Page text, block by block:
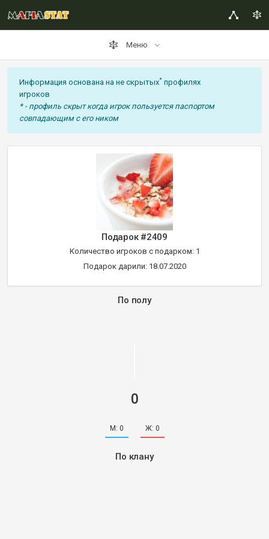
Меню
Информация основана на не скрытых* профилях
игроков
* - профиль скрыт когда игрок пользуется паспортом
совпадающим с его ником
Подарок #2409
Количество игроков с подарком: 1
Подарок дарили: 18.07.2020
По полу
0
М: 0 Ж: 0
По клану